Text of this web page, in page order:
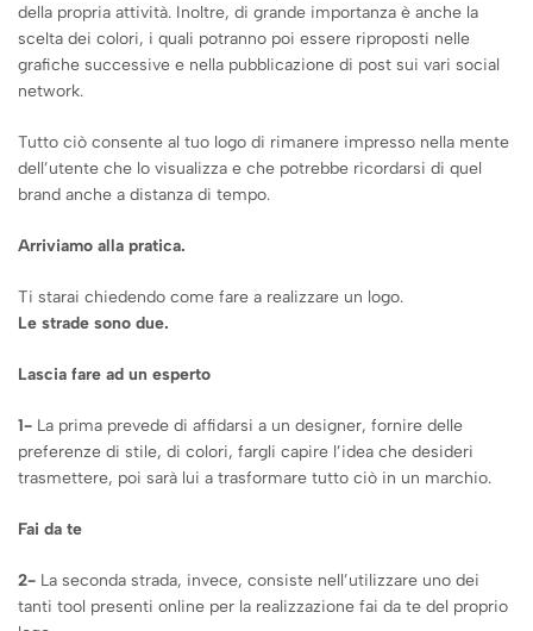
della propria attività. Inoltre, di grande importanza è anche la
scelta dei colori, i quali potranno poi essere riproposti nelle
grafiche successive e nella pubblicazione di post sui vari social
network.
Tutto ciò consente al tuo logo di rimanere impresso nella mente
dell’utente che lo visualizza e che potrebbe ricordarsi di quel
brand anche a distanza di tempo.
Arriviamo alla pratica.
Ti starai chiedendo come fare a realizzare un logo.
Le strade sono due.
Lascia fare ad un esperto
1- La prima prevede di affidarsi a un designer, fornire delle
preferenze di stile, di colori, fargli capire l’idea che desideri
trasmettere, poi sarà lui a trasformare tutto ciò in un marchio.
Fai da te
2- La seconda strada, invece, consiste nell’utilizzare uno dei
tanti tool presenti online per la realizzazione fai da te del proprio